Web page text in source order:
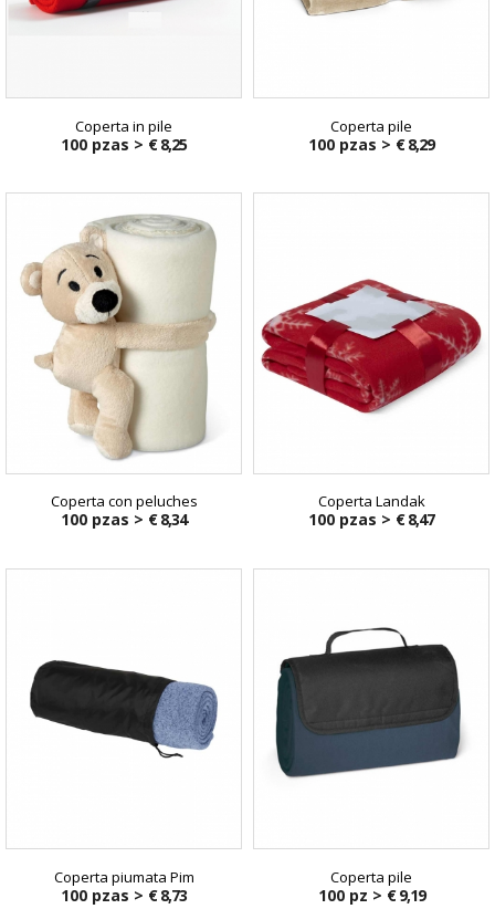
Coperta in pile
100 pzas > € 8,25
Coperta pile
100 pzas > € 8,29
Coperta con peluches
100 pzas > € 8,34
Coperta Landak
100 pzas > € 8,47
Coperta piumata Pim
100 pzas > € 8,73
Coperta pile
100 pz > € 9,19